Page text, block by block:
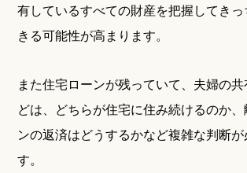
有しているすべての財産を把握してき
きる可能性が高まります。
また住宅ローンが残っていて、夫婦の
どは、どちらが住宅に住み続けるのか
ンの返済はどうするかなど複雑な判断
す。